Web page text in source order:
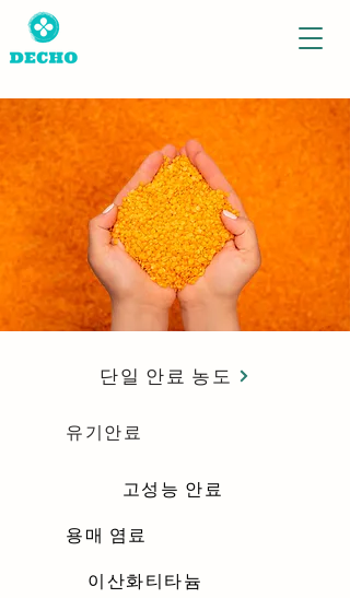
단일 안료 농도
유기안료
고성능 안료
용매 염료
이산화티타늄